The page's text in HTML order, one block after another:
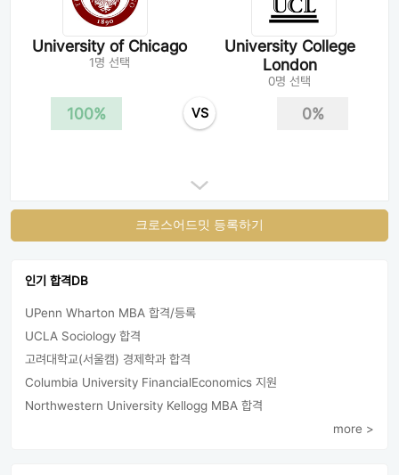
University of Chicago
1명 선택
University College
London
0명 선택
100% VS 0%
크로스어드밋 등록하기
인기 합격DB
UPenn Wharton MBA 합격/등록
UCLA Sociology 합격
고려대학교(서울캠) 경제학과 합격
Columbia University FinancialEconomics 지원
Northwestern University Kellogg MBA 합격
more >